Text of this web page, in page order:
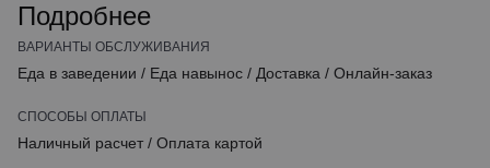
Подробнее
ВАРИАНТЫ ОБСЛУЖИВАНИЯ
Еда в заведении / Еда навынос / Доставка / Онлайн-заказ
СПОСОБЫ ОПЛАТЫ
Наличный расчет / Оплата картой